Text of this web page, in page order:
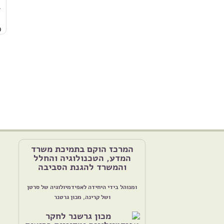
המרכז הוקם בתמיכת משרד
המדע, הטכנולוגיה והחלל
והמשרד להגנת הסביבה
ומנוהל בידי היחידה לאפידמיולוגיה של סרטן
ושל קרינה, מכון גרטנר